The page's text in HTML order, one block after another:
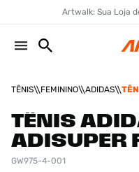
Artwalk: Sua Loja
TÊNIS FEMININO ADIDAS
TÊNIS
ADISUPER
GW975-4-001